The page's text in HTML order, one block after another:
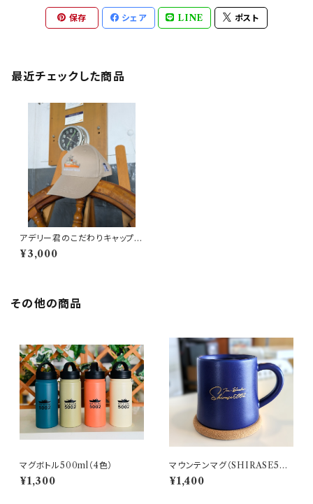
保存 シェア LINE ポスト
最近チェックした商品
アデリー君のこだわりキャップ
（船イラスト）
¥3,000
その他の商品
マグボトル500ml（4色）
¥1,300
マウンテンマグ（SHIRASE500
2）
¥1,400